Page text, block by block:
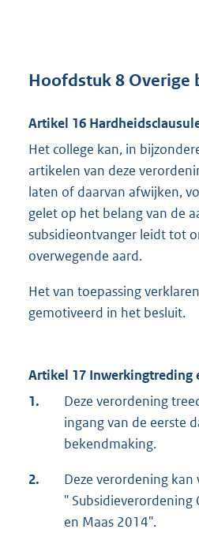
Hoofdstuk 8 Overige
Artikel 16
Het college kan, in
artikelen van deze
laten of daarvan afwijken,
gelet op het belang van de
subsidieontvanger leidt tot
overwegende aard.
Het van toepassing
gemotiveerd in het besluit.
Artikel 17 Inwerkingtreding
1.
Deze verordening
ingang van de eerste
bekendmaking.
2.
Deze verordening
" Subsidieverordening
en Maas 2014".